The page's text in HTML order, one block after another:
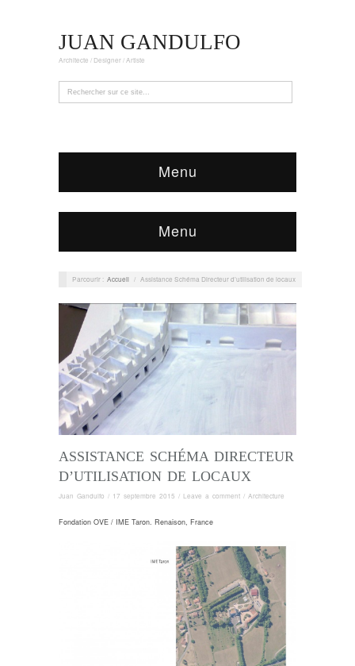
JUAN GANDULFO
Architecte / Designer / Artiste
Menu
Menu
Parcourir : Accueil / Assistance Schéma Directeur d’utilisation de locaux
ASSISTANCE SCHÉMA DIRECTEUR
D’UTILISATION DE LOCAUX
Juan Gandulfo / 17 septembre 2015 / Leave a comment / Architecture
Fondation OVE / IME Taron. Renaison, France